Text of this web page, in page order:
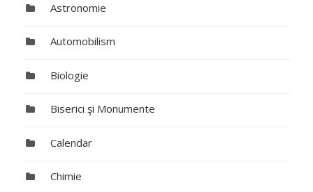
Astronomie
Automobilism
Biologie
Biserici şi Monumente
Calendar
Chimie